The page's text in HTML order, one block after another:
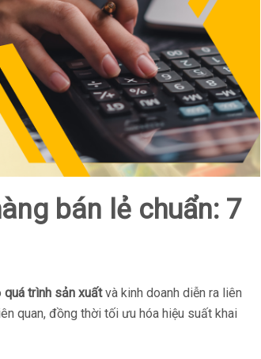
bán lẻ chuẩn: 7
quá trình sản xuấtvà kinh doanh diễn ra liên
quan, đồng thời tối ưu hóa hiệu suất khai